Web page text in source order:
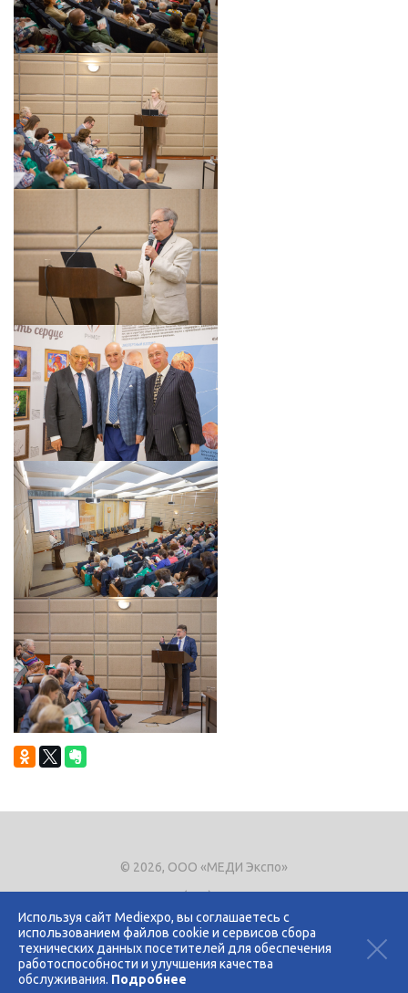
Используя сайт Mediexpo, вы соглашаетесь с
использованием файлов cookie и сервисов сбора
технических данных посетителей для обеспечения
работоспособности и улучшения качества
обслуживания. Подробнее
© 2026, ООО «МЕДИ Экспо»
Тел.+7 (495) 721-8866
E-mail:expo@mediexpo.ru
Контакты
Политика использования cookies
Политика конфиденциальности